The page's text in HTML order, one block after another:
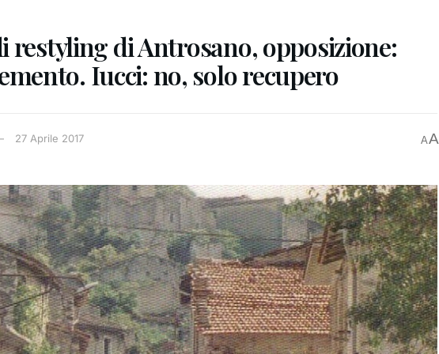
restyling di Antrosano, opposizione:
Iucci: no, solo recupero
27 Aprile 2017 AA